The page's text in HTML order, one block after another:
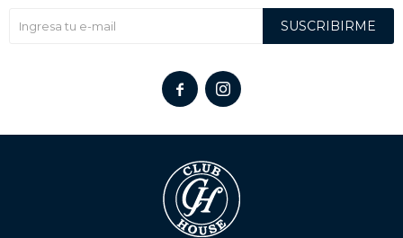
SUSCRIBIRME
 